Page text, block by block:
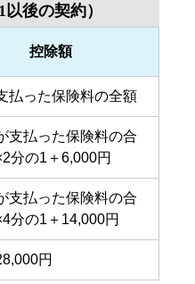
後の契約）
控除額
払った保険料の全額
支払った保険料の合
分の1＋6,000円
支払った保険料の合
分の1＋14,000円
円